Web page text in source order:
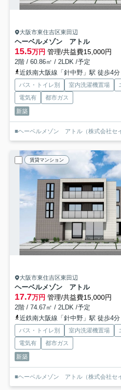
大阪市東住吉区東田辺
ヘーベルメゾン アトル
15.5万円 管理/共益費15,000円
2階 / 60.86㎡ / 2LDK /予定
近鉄南大阪線「針中野」駅 徒歩4分
バス・トイレ別 室内洗濯機置場
電気有
都市ガス
新築
■ヘーベルメゾン アトル（株式会社セ
賃貸マンション
大阪市東住吉区東田辺
ヘーベルメゾン アトル
17.7万円 管理/共益費15,000円
2階 / 74.67㎡ / 2LDK /予定
近鉄南大阪線「針中野」駅 徒歩4分
バス・トイレ別 室内洗濯機置場
電気有
都市ガス
新築
■ヘーベルメゾン アトル（株式会社セ